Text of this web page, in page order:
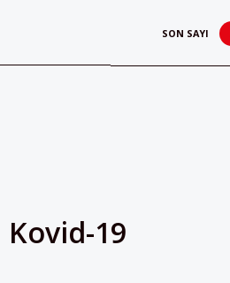
SON SAYI
Kovid-19